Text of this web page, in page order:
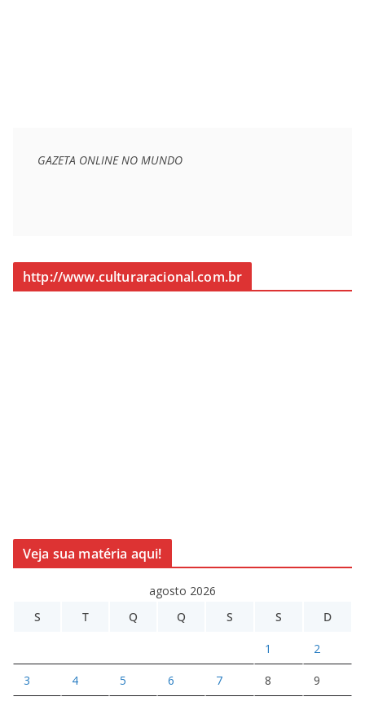
GAZETA ONLINE NO MUNDO
http://www.culturaracional.com.br
Veja sua matéria aqui!
agosto 2026
S
T Q Q S S D
1 2
3 4 5 6 7 8 9